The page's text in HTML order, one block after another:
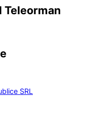
Teleorman
SRL